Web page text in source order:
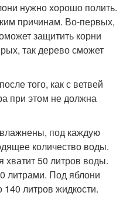
нужно хорошо полить.
причинам. Во-первых,
защитить корни
так дерево сможет
того, как с ветвей
при этом не должна
под каждую
количество воды.
хватит 50 литров воды.
литрами. Под яблони
литров жидкости.